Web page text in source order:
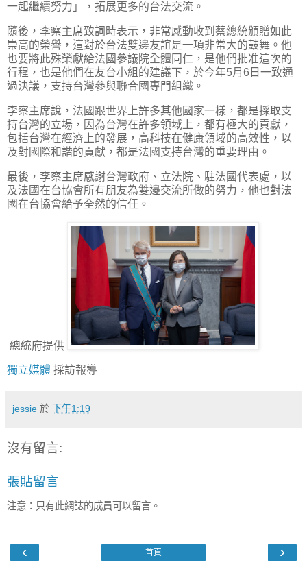
一起繼續努力」，拓展更多的台法交流。
隨後，李察主席致詞時表示，非常感動收到蔡總統頒贈如此
崇高的榮譽，這對於台法雙邊友誼是一項非常大的鼓舞。他
也要將此殊榮獻給法國參議院全體同仁，是他們批准這次的
行程，也是他們在友台小組的建議下，於今年5月6日一致通
過決議，支持台灣參與聯合國專門組織。
李察主席說，法國跟世界上許多其他國家一樣，都是採取支
持台灣的立場，因為台灣在許多領域上，都有極大的貢獻，
包括台灣在經濟上的發展，高科技在健康領域的高效性，以
及對國際和諧的貢獻，都是法國支持台灣的重要理由。
最後，李察主席感謝台灣政府、立法院、駐法國代表處，以
及法國在台協會所有朋友為雙邊交流所做的努力，他也對法
國在台協會給予全然的信任。
總統府提供
獨立媒體 採訪報導
jessie 於 下午1:19
沒有留言:
張貼留言
注意：只有此網誌的成員可以留言。
‹ ›
首頁